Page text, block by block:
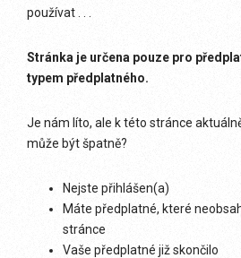
používat . . .
Stránka je určena pouze pro
typem předplatného.
Je nám líto, ale k této stránce
může být špatně?
Nejste přihlášen(a)
Máte předplatné, které
stránce
Vaše předplatné již skončilo